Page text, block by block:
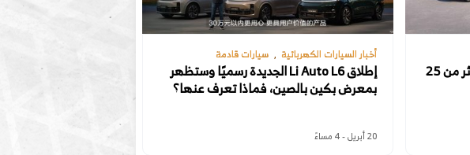
Li Auto تحقق مبيعات تصل إلى أكثر من 25
أخبار السيارات الكهربائية سيارات قادمة
إطلاق Li Auto L6 الجديدة رسميًا وستظهر
بمعرض بكين بالصين، فماذا تعرف عنها؟
20 أبريل - 4 مساءً